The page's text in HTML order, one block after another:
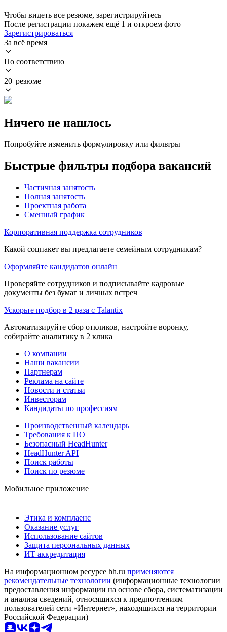
Чтобы видеть все резюме, зарегистрируйтесь
После регистрации покажем ещё 1 и откроем фото
Зарегистрироваться
За всё время
По соответствию
20 резюме
Ничего не нашлось
Попробуйте изменить формулировку или фильтры
Быстрые фильтры подбора вакансий
Частичная занятость
Полная занятость
Проектная работа
Сменный график
Корпоративная поддержка сотрудников
Какой соцпакет вы предлагаете семейным сотрудникам?
Оформляйте кандидатов онлайн
Проверяйте сотрудников и подписывайте кадровые
документы без бумаг и личных встреч
Ускорьте подбор в 2 раза с Talantix
Автоматизируйте сбор откликов, настройте воронку,
собирайте аналитику в 2 клика
О компании
Наши вакансии
Партнерам
Реклама на сайте
Новости и статьи
Инвесторам
Кандидаты по профессиям
Производственный календарь
Требования к ПО
Безопасный HeadHunter
HeadHunter API
Поиск работы
Поиск по резюме
Мобильное приложение
Этика и комплаенс
Оказание услуг
Использование сайтов
Защита персональных данных
ИТ аккредитация
На информационном ресурсе hh.ru применяются
рекомендательные технологии (информационные технологии
предоставления информации на основе сбора, систематизации
и анализа сведений, относящихся к предпочтениям
пользователей сети «Интернет», находящихся на территории
Российской Федерации)